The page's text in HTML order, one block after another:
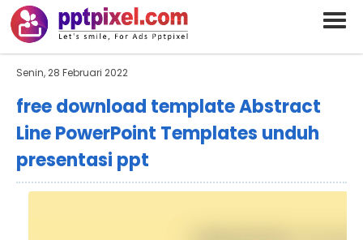
BARAND ANDA
Deskripsi Singkat Saja
Senin, 28 Februari 2022
free download template Abstract
Line PowerPoint Templates unduh
presentasi ppt